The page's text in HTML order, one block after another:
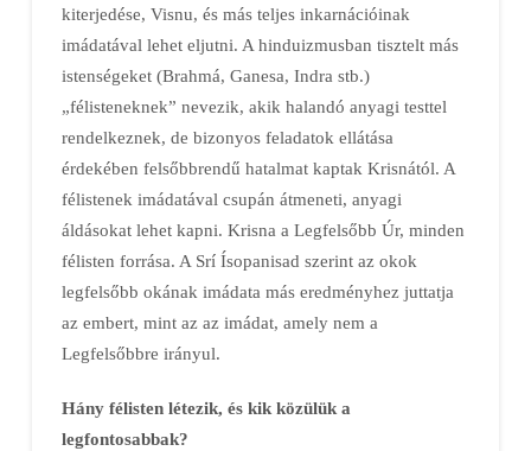
kiterjedése, Visnu, és más teljes inkarnációinak
imádatával lehet eljutni. A hinduizmusban tisztelt más
istenségeket (Brahmá, Ganesa, Indra stb.)
„félisteneknek” nevezik, akik halandó anyagi testtel
rendelkeznek, de bizonyos feladatok ellátása
érdekében felsőbbrendű hatalmat kaptak Krisnától. A
félistenek imádatával csupán átmeneti, anyagi
áldásokat lehet kapni. Krisna a Legfelsőbb Úr, minden
félisten forrása. A Srí Ísopanisad szerint az okok
legfelsőbb okának imádata más eredményhez juttatja
az embert, mint az az imádat, amely nem a
Legfelsőbbre irányul.
Hány félisten létezik, és kik közülük a
legfontosabbak?